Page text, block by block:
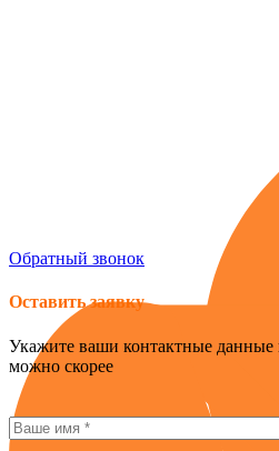
Обратный звонок
Оставить заявку
Укажите ваши контактные
можно скорее